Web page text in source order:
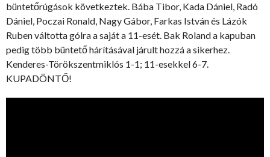
büntetőrúgások következtek. Bába Tibor, Kada Dániel, Radó
Dániel, Poczai Ronald, Nagy Gábor, Farkas István és Lázók
Ruben váltotta gólra a saját a 11-esét. Bak Roland a kapuban
pedig több büntető hárításával járult hozzá a sikerhez.
Kenderes-Törökszentmiklós 1-1; 11-esekkel 6-7.
KUPADÖNTŐ!